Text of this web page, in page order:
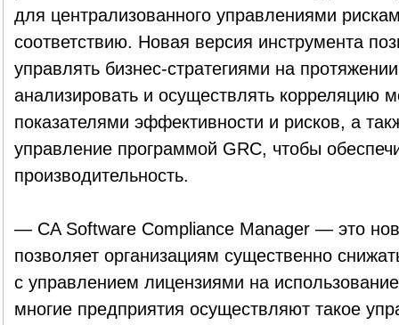
для централизованного управлениями
соответствию. Новая версия инструмента
управлять бизнес-стратегиями на
анализировать и осуществлять корреляцию
показателями эффективности и рисков, а
управление программой GRC, чтобы
производительность.
— CA Software Compliance Manager — это
позволяет организациям существенно
с управлением лицензиями на
многие предприятия осуществляют такое